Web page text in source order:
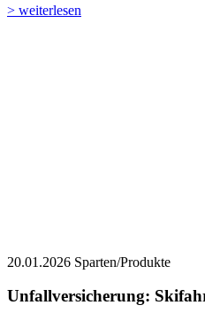
> weiterlesen
20.01.2026 Sparten/Produkte
Unfallversicherung: